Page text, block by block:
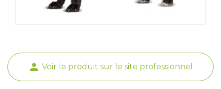
person Voir le produit sur le site professionnel